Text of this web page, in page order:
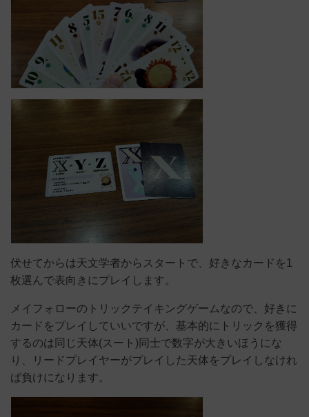
伏せてからは天文学者からスタートで、好きなカードを1
枚選んで表向きにプレイします。
メイフォローのトリックテイキングゲームなので、好きに
カードをプレイしていいですが、基本的にトリックを獲得
するのは同じ天体(スート)同士で数字が大きいほうにな
り、リードプレイヤーがプレイした天体をプレイしなけれ
ば負けになります。